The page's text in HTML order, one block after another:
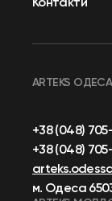
ARTEKS ОДЕСА
+38 (048)
+38 (048)
м. Одеса